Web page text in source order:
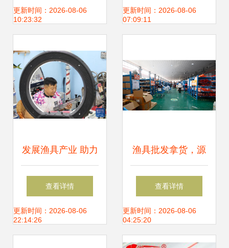
渔具用品及钓鱼配
更新时间：2026-08-06
10:23:32
携手共创辉煌未来
更新时间：2026-08-06
07:09:11
发展渔具产业 助力
乡村振兴
查看详情
更新时间：2026-08-06
22:14:26
渔具批发拿货，源
头工厂最划算！渔
具销售秘籍大公开
查看详情
更新时间：2026-08-06
04:25:20